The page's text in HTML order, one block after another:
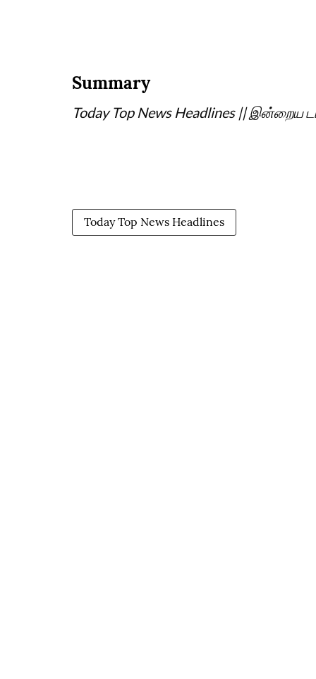
Summary
Today Top News Headlines || இன்றைய
Today Top News Headlines